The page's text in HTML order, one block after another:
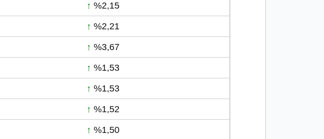
↑ %2,15
↑ %2,21
↑ %3,67
↑ %1,53
↑ %1,53
↑ %1,52
↑ %1,50